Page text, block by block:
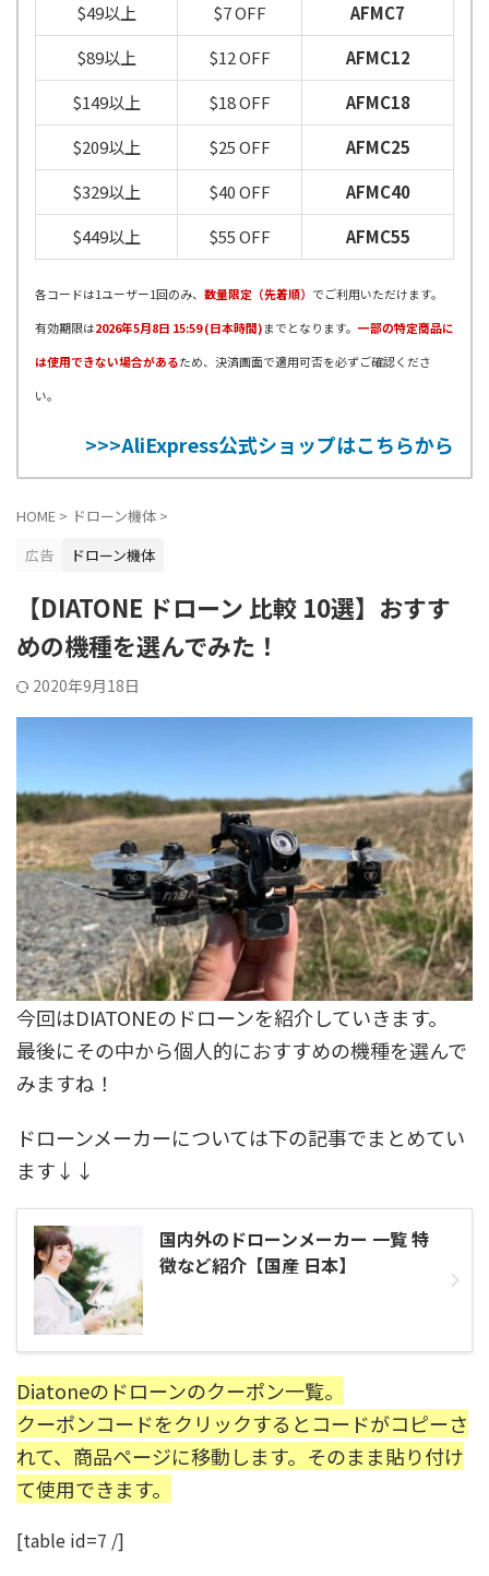
$49以上
$7 OFF
AFMC7
$89以上
$12 OFF
AFMC12
$149以上
$18 OFF
AFMC18
$209以上
$25 OFF
AFMC25
$329以上
$40 OFF
AFMC40
$449以上
$55 OFF AFMC55
各コードは1ユーザー1回のみ、 数量限定（先着順） でご利用いただけます。
有効期限は2026年5月8日 15:59 (日本時間)までとなります。 一部の特定商品に
は使用できない場合があるため、決済画面で適用可否を必ずご確認くださ
い。
>>>AliExpress公式ショップはこちらから
HOME > ドローン機体 >
広告
ドローン機体
【DIATONE ドローン 比較 10選】おすす
めの機種を選んでみた！
2020年9月18日
今回はDIATONEのドローンを紹介していきます。
最後にその中から個人的におすすめの機種を選んで
みますね！
ドローンメーカーについては下の記事でまとめてい
ます↓↓
国内外のドローンメーカー 一覧 特
徴など紹介【国産 日本】
Diatoneのドローンのクーポン一覧。
クーポンコードをクリックするとコードがコピーさ
れて、商品ページに移動します。そのまま貼り付け
て使用できます。
[table id=7 /]